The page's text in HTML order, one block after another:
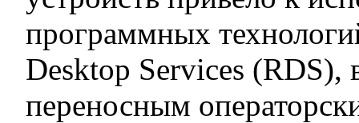
программных
Desktop Services (RDS),
переносным